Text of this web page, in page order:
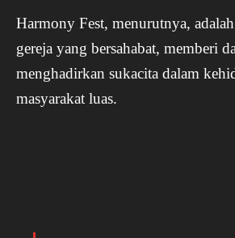
Harmony Fest, menurutnya,
gereja yang bersahabat, memberi
menghadirkan sukacita dalam
masyarakat luas.